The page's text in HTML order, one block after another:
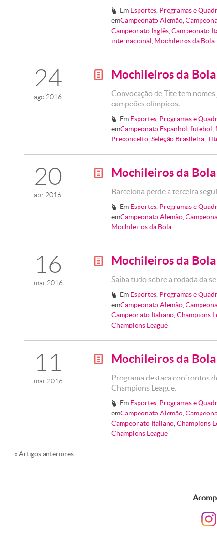
# Em Esportes Programas e
emCampeonato Alemão
Campeonato Inglês Campeonato
internacional Mochileiros da Bola
24
ago 2016
g Mochileiros da
Convocação de Tite tem
campeões olímpicos.
# Em Esportes Programas e
emCampeonato Espanhol futebol
Preconceito Seleção Brasileira
20
abr 2016
g Mochileiros da
Barcelona perde a terceira
# Em Esportes Programas e
emCampeonato Alemão
Mochileiros da Bola
16
mar 2016
g Mochileiros da
Saiba tudo sobre a rodada da
# Em Esportes Programas e
emCampeonato Alemão
Campeonato Italiano Champions
Champions League
11
mar 2016
g Mochileiros da
Programa destaca confrontos
Champions League.
# Em Esportes Programas e
emCampeonato Alemão
Campeonato Italiano Champions
Champions League
«Artigos anteriores